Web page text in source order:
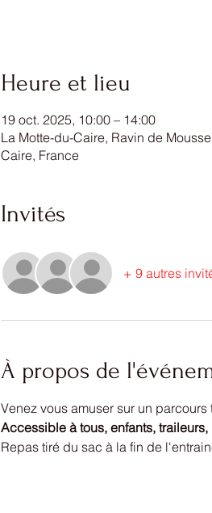
Heure et lieu
19 oct. 2025, 10:00 – 14:00
La Motte-du-Caire, Ravin de
Caire, France
Invités
+ 9 autres
À propos de
Venez vous amuser sur un
Accessible à tous, enfants,
Repas tiré du sac à la fin de